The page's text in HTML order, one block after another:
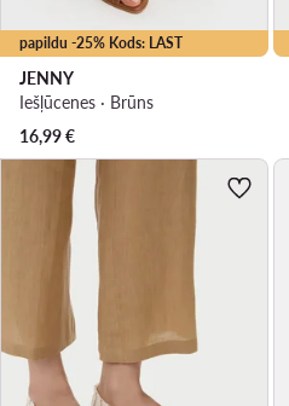
papildu -25% Kods: LAST
JENNY
Iešļūcenes · Brūns
16,99€